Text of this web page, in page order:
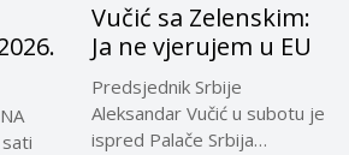
Vučić sa Zelenskim:
Ja ne vjerujem u EU
Predsjednik Srbije
Aleksandar Vučić u subotu je
ispred Palače Srbija